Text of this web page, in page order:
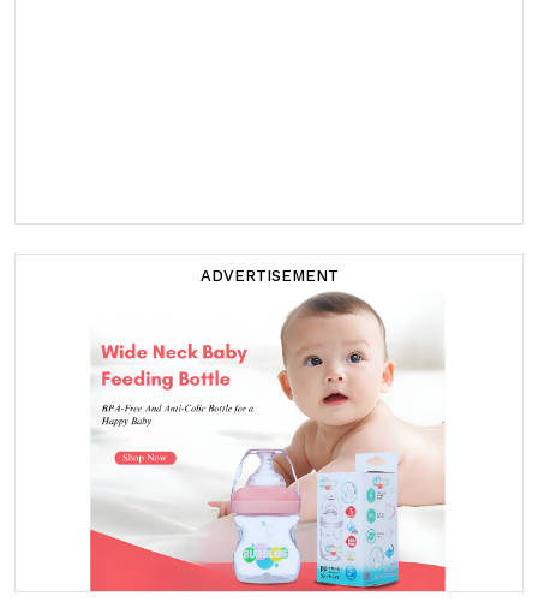
ADVERTISEMENT